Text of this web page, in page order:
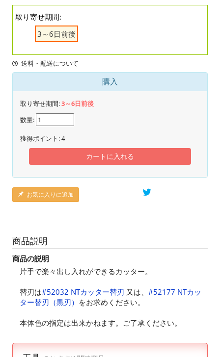
取り寄せ期間:
3～6日前後
送料・配送について
購入
取り寄せ期間:3～6日前後
数量:
獲得ポイント:4
カートに入れる
お気に入りに追加
商品説明
商品の説明
片手で楽々出し入れができるカッター。
替刃は#52032 NTカッター替刃 又は、 #52177 NTカッ
ター替刃（黒刃） をお求めください。
本体色の指定は出来かねます。ご了承ください。